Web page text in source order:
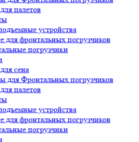
палетов
устройства
для фронтальных погрузчиков
погрузчики
сена
для Фронтальных погрузчиков
палетов
устройства
для фронтальных погрузчиков
погрузчики